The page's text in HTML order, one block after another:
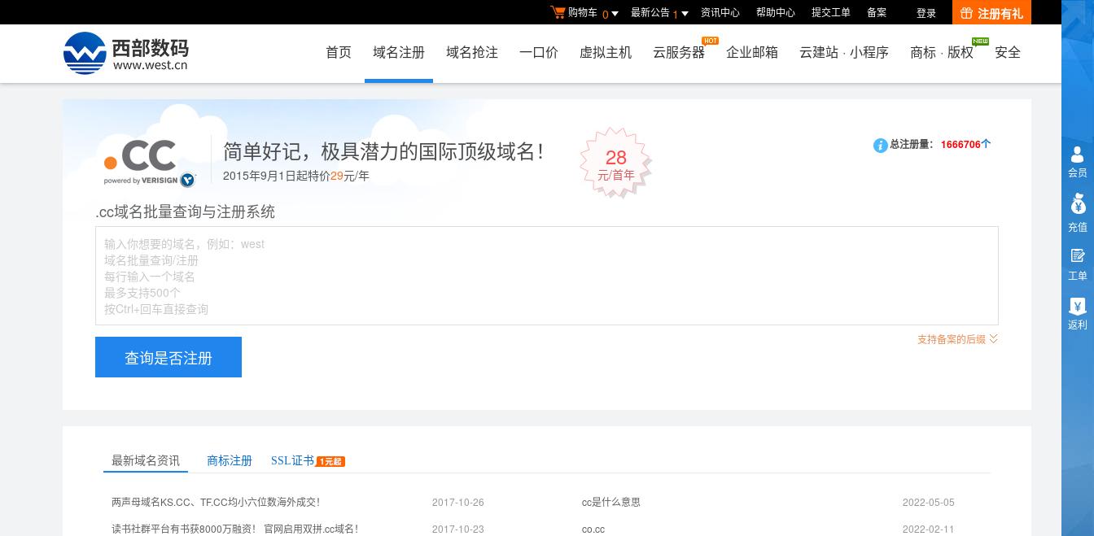
购物车 0 最新公告 1 资讯中心 帮助中心 提交工单 备案 登录 注册有礼
首页 域名注册 域名抢注 一口价 虚拟主机 云服务器 企业邮箱 云建站 · 小程序 商标 · 版权 安全
简单好记，极具潜力的国际顶级域名！
2015年9月1日起特价29元/年
28
元/首年
总注册量： 1666706个
.cc域名批量查询与注册系统
查询是否注册
支持备案的后缀
最新域名资讯 商标注册 SSL证书
两声母域名KS.CC、TF.CC均小六位数海外成交！
2017-10-26
读书社群平台有书获8000万融资！ 官网启用双拼.cc域名！
2017-10-23
cc是什么意思
2022-05-05
co.cc
2022-02-11
会员
充值
工单
返利